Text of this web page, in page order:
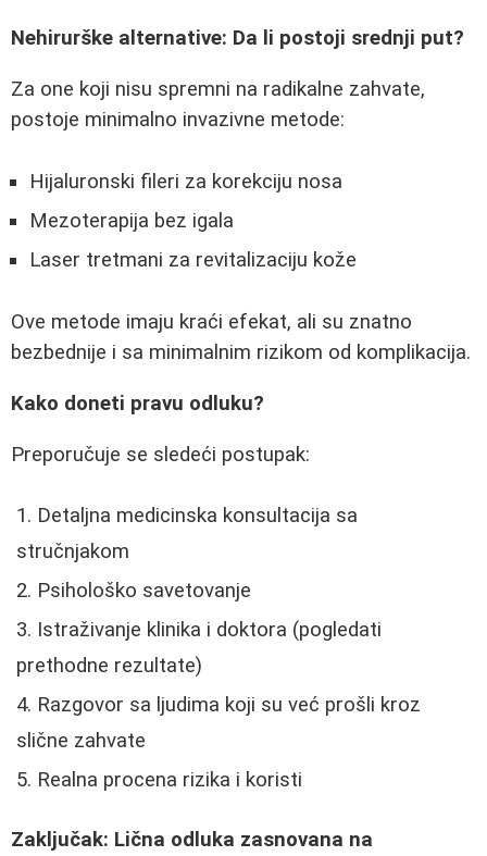
Nehirurške alternative: Da li postoji srednji put?
Za one koji nisu spremni na radikalne zahvate,
postoje minimalno invazivne metode:
Hijaluronski fileri za korekciju nosa
Mezoterapija bez igala
Laser tretmani za revitalizaciju kože
Ove metode imaju kraći efekat, ali su znatno
bezbednije i sa minimalnim rizikom od komplikacija.
Kako doneti pravu odluku?
Preporučuje se sledeći postupak:
Detaljna medicinska konsultacija sa
stručnjakom
Psihološko savetovanje
Istraživanje klinika i doktora (pogledati
prethodne rezultate)
Razgovor sa ljudima koji su već prošli kroz
slične zahvate
Realna procena rizika i koristi
Zaključak: Lična odluka zasnovana na